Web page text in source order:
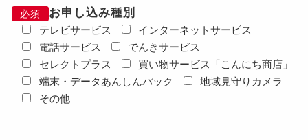
お申し込み種別
必須
テレビサービス
インターネットサービス
電話サービス
でんきサービス
セレクトプラス
買い物サービス「こんにち商店」
端末・データあんしんパック
地域見守りカメラ
その他